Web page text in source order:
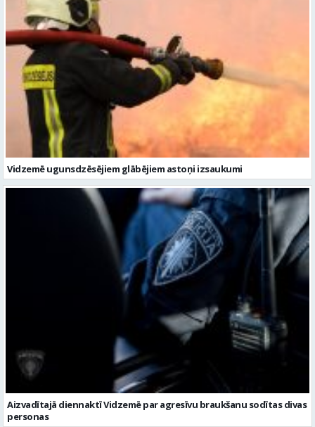
Vidzemē ugunsdzēsējiem glābējiem astoņi izsaukumi
Aizvadītajā diennaktī Vidzemē par agresīvu braukšanu sodītas divas
personas